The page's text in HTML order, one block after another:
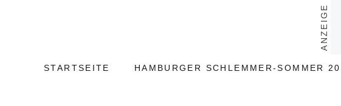
ANZEIGE
STARTSEITE HAMBURGER SCHLEMMER-SOMMER